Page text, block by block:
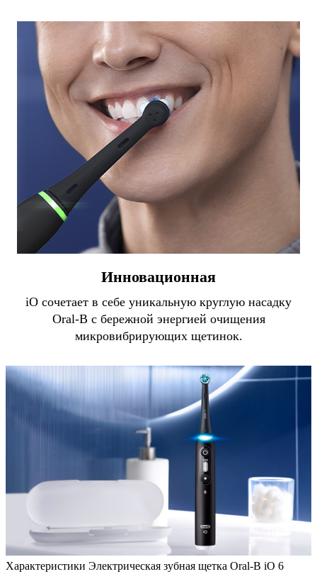
Инновационная
iO сочетает в себе уникальную круглую насадку
Oral-B с бережной энергией очищения
микровибрирующих щетинок.
Характеристики Электрическая зубная щетка Oral-B iO 6